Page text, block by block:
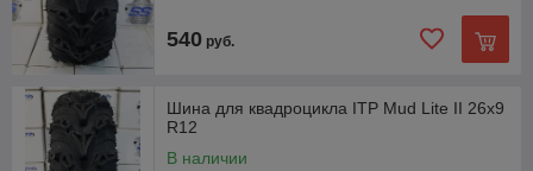
540 руб.
Шина для квадроцикла ITP Mud Lite II 26x9
R12
В наличии